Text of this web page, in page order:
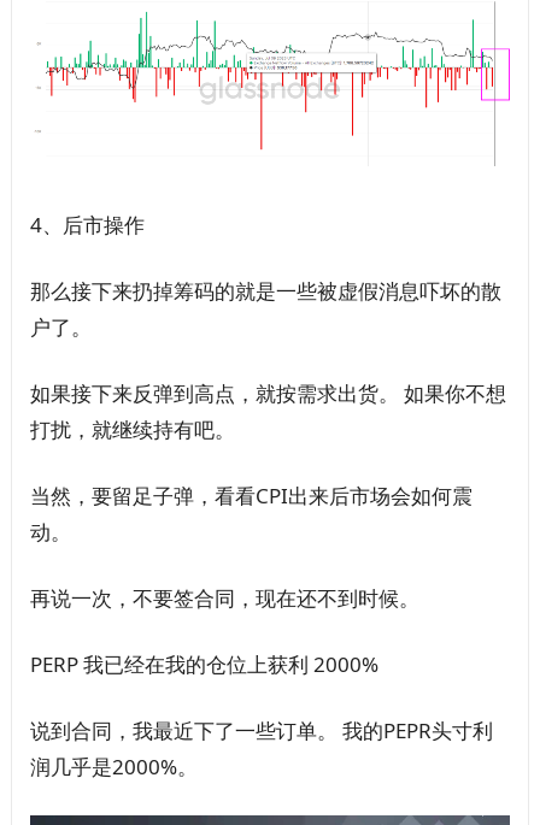
4、后市操作
那么接下来扔掉筹码的就是一些被虚假消息吓坏的散
户了。
如果接下来反弹到高点，就按需求出货。 如果你不想
打扰，就继续持有吧。
当然，要留足子弹，看看CPI出来后市场会如何震
动。
再说一次，不要签合同，现在还不到时候。
PERP 我已经在我的仓位上获利 2000%
说到合同，我最近下了一些订单。 我的PEPR头寸利
润几乎是2000%。